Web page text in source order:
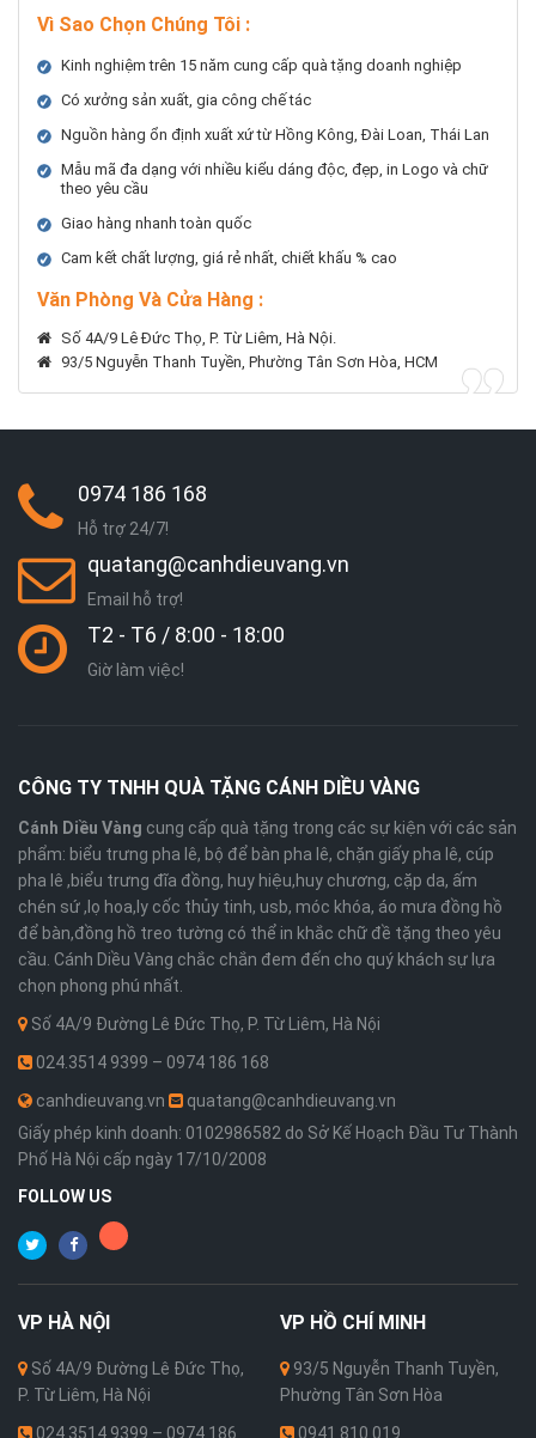
Vì Sao Chọn Chúng Tôi :
Kinh nghiệm trên 15 năm cung cấp quà tặng doanh nghiệp
Có xưởng sản xuất, gia công chế tác
Nguồn hàng ổn định xuất xứ từ Hồng Kông, Đài Loan, Thái Lan
Mẫu mã đa dạng với nhiều kiểu dáng độc, đẹp, in Logo và chữ
theo yêu cầu
Giao hàng nhanh toàn quốc
Cam kết chất lượng, giá rẻ nhất, chiết khấu % cao
Văn Phòng Và Cửa Hàng :
Số 4A/9 Lê Đức Thọ, P. Từ Liêm, Hà Nội.
93/5 Nguyễn Thanh Tuyền, Phường Tân Sơn Hòa, HCM
0974 186 168
Hỗ trợ 24/7!
quatang@canhdieuvang.vn
Email hỗ trợ!
T2 - T6 / 8:00 - 18:00
Giờ làm việc!
CÔNG TY TNHH QUÀ TẶNG CÁNH DIỀU VÀNG
Cánh Diều Vàng cung cấp quà tặng trong các sự kiện với các sản
phẩm: biểu trưng pha lê, bộ để bàn pha lê, chặn giấy pha lê, cúp
pha lê ,biểu trưng đĩa đồng, huy hiệu,huy chương, cặp da, ấm
chén sứ ,lọ hoa,ly cốc thủy tinh, usb, móc khóa, áo mưa đồng hồ
để bàn,đồng hồ treo tường có thể in khắc chữ đề tặng theo yêu
cầu. Cánh Diều Vàng chắc chắn đem đến cho quý khách sự lựa
chọn phong phú nhất.
Số 4A/9 Đường Lê Đức Thọ, P. Từ Liêm, Hà Nội
024.3514 9399 – 0974 186 168
canhdieuvang.vn
quatang@canhdieuvang.vn
Giấy phép kinh doanh: 0102986582 do Sở Kế Hoạch Đầu Tư Thành
Phố Hà Nội cấp ngày 17/10/2008
FOLLOW US
VP HÀ NỘI
Số 4A/9 Đường Lê Đức Thọ,
P. Từ Liêm, Hà Nội
024.3514 9399 – 0974 186
VP HỒ CHÍ MINH
93/5 Nguyễn Thanh Tuyền,
Phường Tân Sơn Hòa
0941.810.019